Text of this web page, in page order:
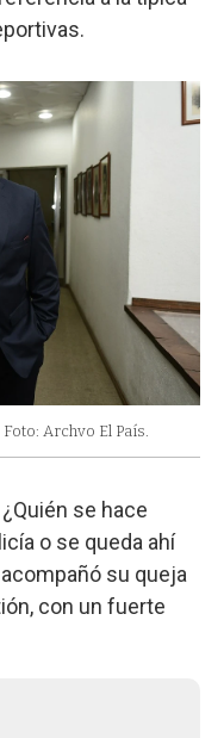
Foto: Archvo El País.
se hace
o se queda ahí
su queja
con un fuerte